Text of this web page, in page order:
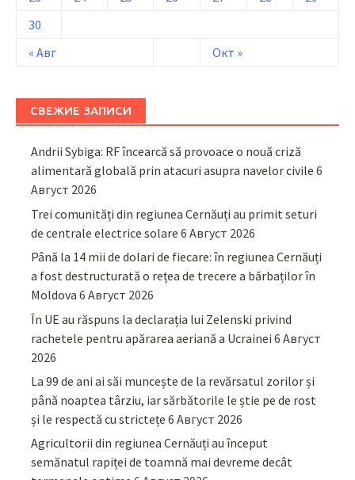
« Авг Окт »
30
СВЕЖИЕ ЗАПИСИ
Andrii Sybiga: RF încearcă să provoace o nouă criză
alimentară globală prin atacuri asupra navelor civile 6
Август 2026
Trei comunități din regiunea Cernăuți au primit seturi
de centrale electrice solare 6 Август 2026
Până la 14 mii de dolari de fiecare: în regiunea Cernăuți
a fost destructurată o rețea de trecere a bărbaților în
Moldova 6 Август 2026
În UE au răspuns la declarația lui Zelenski privind
rachetele pentru apărarea aeriană a Ucrainei 6 Август
2026
La 99 de ani ai săi muncește de la revărsatul zorilor și
până noaptea târziu, iar sărbătorile le știe pe de rost
și le respectă cu strictețe 6 Август 2026
Agricultorii din regiunea Cernăuți au început
semănatul rapiței de toamnă mai devreme decât